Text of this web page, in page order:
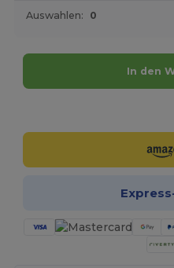
Auswahlen: 0
In den